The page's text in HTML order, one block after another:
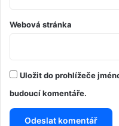
Webová stránka
Uložit do prohlížeče
budoucí komentáře.